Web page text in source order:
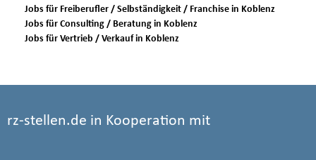
Jobs für Freiberufler / Selbständigkeit / Franchise in Koblenz
Jobs für Consulting / Beratung in Koblenz
Jobs für Vertrieb / Verkauf in Koblenz
rz-stellen.de in Kooperation mit